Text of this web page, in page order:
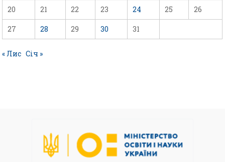
20 21 22 23 24 25 26
27 28 29 30 31
« Лис Січ »